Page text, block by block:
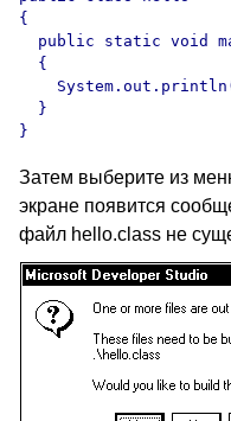
{
public static void
  {
  }
Затем выберите из
экране появится
файл hello.class не